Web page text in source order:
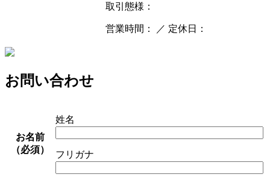
取引態様：
営業時間： ／ 定休日：
お問い合わせ
お名前
（必須）
姓名
フリガナ